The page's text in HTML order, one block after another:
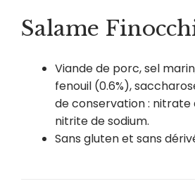
Salame
Viande de porc, sel
fenouil (0.6%),
de conservation : nitrate
nitrite de sodium.
Sans gluten et sans